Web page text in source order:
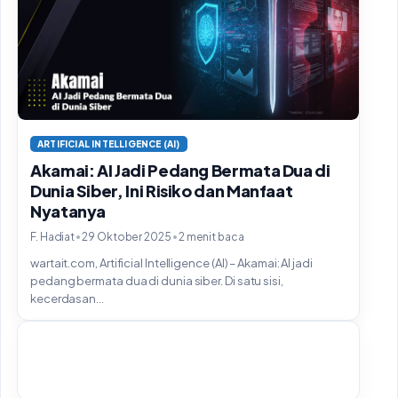
ARTIFICIAL INTELLIGENCE (AI)
Akamai: AI Jadi Pedang Bermata Dua di
Dunia Siber, Ini Risiko dan Manfaat
Nyatanya
F. Hadiat•29 Oktober 2025 •2 menit baca
wartait.com, Artificial Intelligence (AI) – Akamai: AI jadi
pedang bermata dua di dunia siber. Di satu sisi,
kecerdasan...